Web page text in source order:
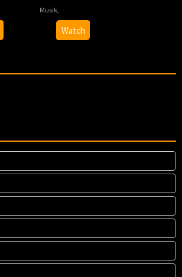
Musik
2026-
03-
Hamish
Hamilton
Watch